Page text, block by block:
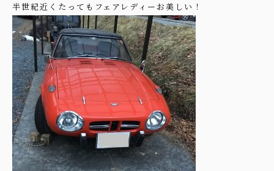
半世紀近くたってもフェアレディーお美しい！